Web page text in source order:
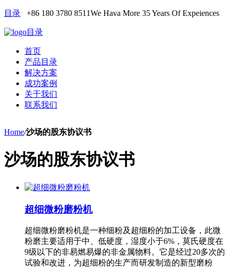
目录 +86 180 3780 8511We Hava More 35 Years Of Expeiences
目录
首页
产品目录
解决方案
成功案例
关于我们
联系我们
Home/沙场的股东协议书
沙场的股东协议书
超细微粉磨粉机
超细微粉磨粉机是一种细粉及超细粉的加工设备，此微
粉磨主要适用于中、低硬度，湿度小于6%，莫氏硬度在
9级以下的非易燃易爆的非金属物料。它是经过20多次的
试验和改进，为超细粉的生产而研发制造的新型磨粉